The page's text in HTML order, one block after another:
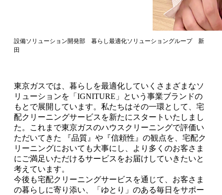
東京ガスでは、暮らしを最適化していくさまざまなソ
リューションを「IGNITURE」という事業ブランドの
もとで展開しています。私たちはその一環として、宅
配クリーニングサービスを新たにスタートいたしまし
た。これまで東京ガスのハウスクリーニングで評価い
ただいてきた 『品質』や『信頼性』の観点を、宅配ク
リーニングにおいても大事にし、より多くのお客さま
にご満足いただけるサービスをお届けしていきたいと
考えています。
今後も宅配クリーニングサービスを通じて、お客さま
の暮らしに寄り添い、「ゆとり」のある毎日をサポー
設備ソリューション開発部 暮らし最適化ソリューショングループ 新
田